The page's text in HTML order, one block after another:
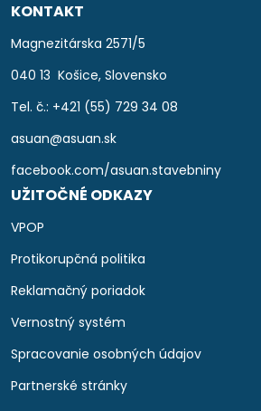
KONTAKT
Magnezitárska 2571/5
040 13 Košice, Slovensko
Tel. č.: +421 (55) 729 34 08
asuan@asuan.sk
facebook.com/asuan.stavebniny
UŽITOČNÉ ODKAZY
VPOP
Protikorupčná politika
Reklamačný poriadok
Vernostný systém
Spracovanie osobných údajov
Partnerské stránky